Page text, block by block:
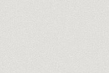
Plus de RDV